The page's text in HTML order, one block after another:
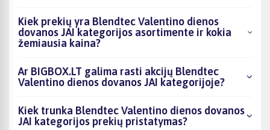
Kiek prekių yra Blendtec Valentino dienos
dovanos JAI kategorijos asortimente ir kokia
žemiausia kaina?
Ar BIGBOX.LT galima rasti akcijų Blendtec
Valentino dienos dovanos JAI kategorijoje?
Kiek trunka Blendtec Valentino dienos dovanos
JAI kategorijos prekių pristatymas?